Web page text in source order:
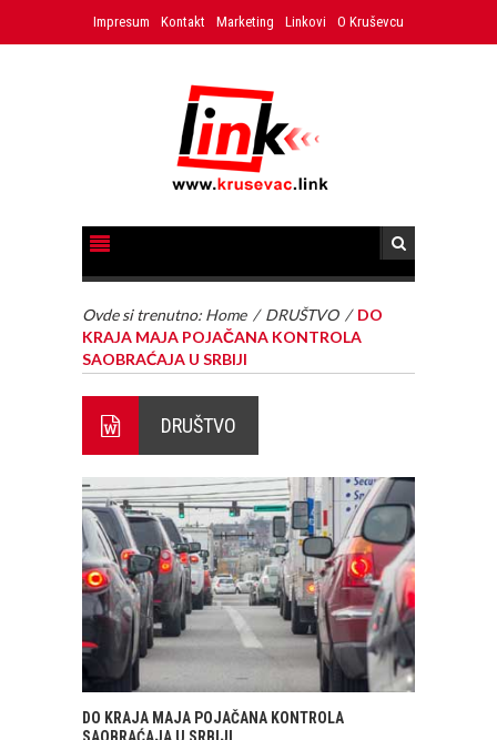
Impresum Kontakt Marketing Linkovi O Kruševcu
Ovde si trenutno: Home / DRUŠTVO / DO
KRAJA MAJA POJAČANA KONTROLA
SAOBRAĆAJA U SRBIJI
DRUŠTVO
DO KRAJA MAJA POJAČANA KONTROLA